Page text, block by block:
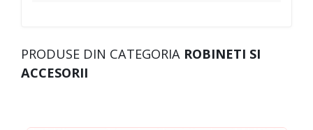
PRODUSE DIN CATEGORIA ROBINETI SI
ACCESORII